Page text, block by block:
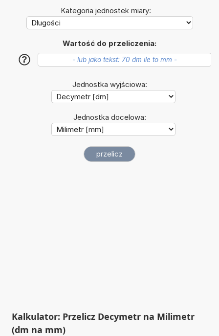
Kategoria jednostek miary:
Wartość do przeliczenia:
?
Jednostka wyjściowa:
Jednostka docelowa:
Kalkulator: Przelicz Decymetr na Milimetr
(dm na mm)